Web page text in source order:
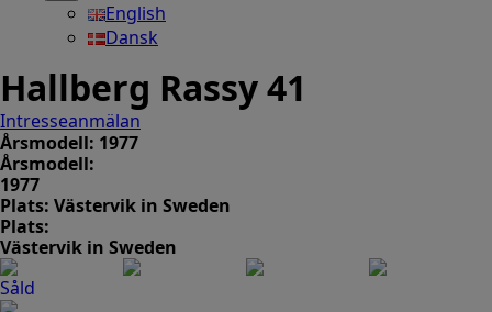
English
Dansk
Hallberg Rassy 41
Intresseanmälan
Årsmodell: 1977
Årsmodell:
1977
Plats: Västervik in Sweden
Plats:
Västervik in Sweden
Såld